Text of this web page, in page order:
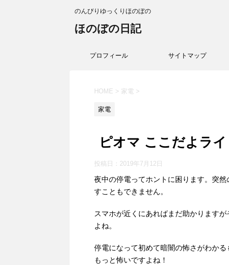
のんびりゆっくりほのぼの
ほのぼの日記
プロフィール サイトマップ
HOME > 家電 >
家電
ピオマ ここだよラ
投稿日： 2019年7月12日
夜中の停電ってホントに困ります。突
すこともできません。
スマホが近くにあればまだ助かります
よね。
停電になって初めて暗闇の怖さがわか
もっと怖いですよね！